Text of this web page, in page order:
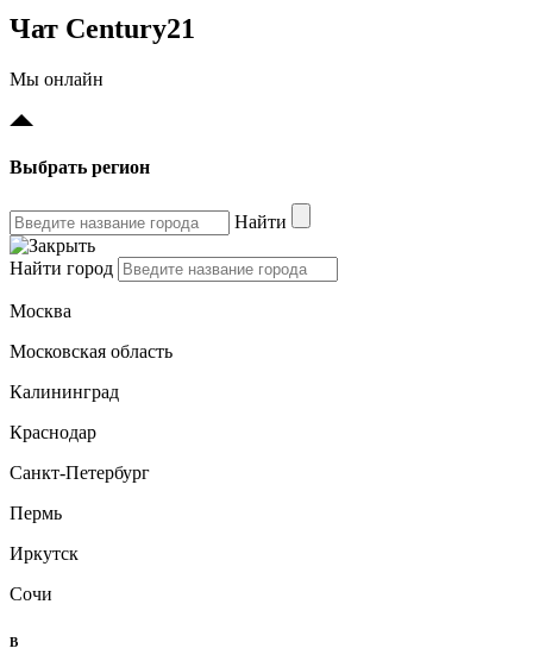
Чат Century21
Мы онлайн
Выбрать регион
Найти
Найти город
Москва
Московская область
Калининград
Краснодар
Санкт-Петербург
Пермь
Иркутск
Сочи
B